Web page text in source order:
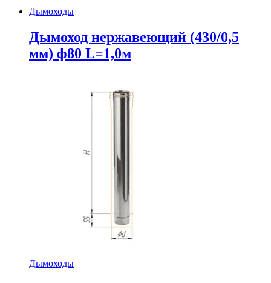
Дымоходы
Дымоход нержавеющий (430/0,5
мм) ф80 L=1,0м
Дымоходы